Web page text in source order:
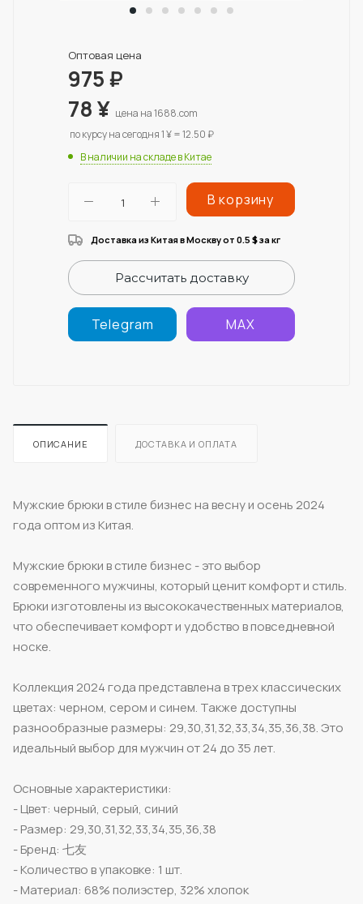
Оптовая цена
975₽
78¥ цена на 1688.com
по курсу на сегодня 1 ¥ = 12.50 ₽
В наличии на складе в Китае
В корзину
Доставка из Китая в Москву от 0.5 $за кг
Рассчитать доставку
Telegram MAX
ОПИСАНИЕ ДОСТАВКА И ОПЛАТА
Мужские брюки в стиле бизнес на весну и осень 2024
года оптом из Китая.
Мужские брюки в стиле бизнес - это выбор
современного мужчины, который ценит комфорт и стиль.
Брюки изготовлены из высококачественных материалов,
что обеспечивает комфорт и удобство в повседневной
носке.
Коллекция 2024 года представлена в трех классических
цветах: черном, сером и синем. Также доступны
разнообразные размеры: 29,30,31,32,33,34,35,36,38. Это
идеальный выбор для мужчин от 24 до 35 лет.
Основные характеристики:
- Цвет: черный, серый, синий
- Размер: 29,30,31,32,33,34,35,36,38
- Бренд: 七友
- Количество в упаковке: 1 шт.
- Материал: 68% полиэстер, 32% хлопок